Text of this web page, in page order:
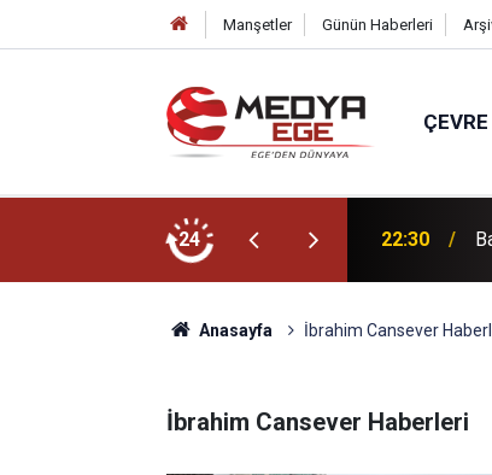
Manşetler Günün Haberleri
ÇEVRE
24 22:30
Anasayfa İbrahim Cansever
İbrahim Cansever Haberleri